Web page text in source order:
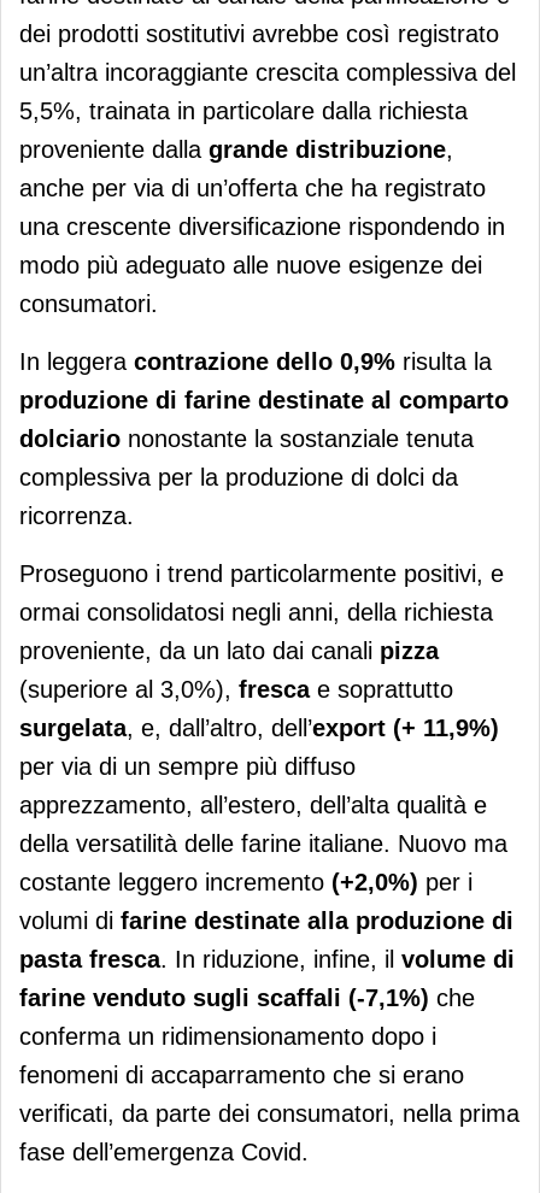
dei prodotti sostitutivi avrebbe così registrato
un’altra incoraggiante crescita complessiva del
5,5%, trainata in particolare dalla richiesta
proveniente dalla grande distribuzione,
anche per via di un’offerta che ha registrato
una crescente diversificazione rispondendo in
modo più adeguato alle nuove esigenze dei
consumatori.
In leggera contrazione dello 0,9% risulta la
produzione di farine destinate al comparto
dolciario nonostante la sostanziale tenuta
complessiva per la produzione di dolci da
ricorrenza.
Proseguono i trend particolarmente positivi, e
ormai consolidatosi negli anni, della richiesta
proveniente, da un lato dai canali pizza
(superiore al 3,0%), frescae soprattutto
surgelata, e, dall’altro, dell’export (+ 11,9%)
per via di un sempre più diffuso
apprezzamento, all’estero, dell’alta qualità e
della versatilità delle farine italiane. Nuovo ma
costante leggero incremento (+2,0%) per i
volumi di farine destinate alla produzione di
pasta fresca. In riduzione, infine, il volume di
farine venduto sugli scaffali (-7,1%) che
conferma un ridimensionamento dopo i
fenomeni di accaparramento che si erano
verificati, da parte dei consumatori, nella prima
fase dell’emergenza Covid.